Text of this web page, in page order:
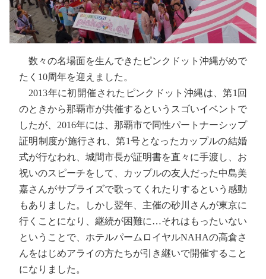
数々の名場面を生んできたピンクドット沖縄がめで
たく10周年を迎えました。
2013年に初開催されたピンクドット沖縄は、第1回
のときから那覇市が共催するというスゴいイベントで
したが、2016年には、那覇市で同性パートナーシップ
証明制度が施行され、第1号となったカップルの結婚
式が行なわれ、城間市長が証明書を直々に手渡し、お
祝いのスピーチをして、カップルの友人だった中島美
嘉さんがサプライズで歌ってくれたりするという感動
もありました。しかし翌年、主催の砂川さんが東京に
行くことになり、継続が困難に…それはもったいない
ということで、ホテルパームロイヤルNAHAの高倉さ
んをはじめアライの方たちが引き継いで開催すること
になりました。